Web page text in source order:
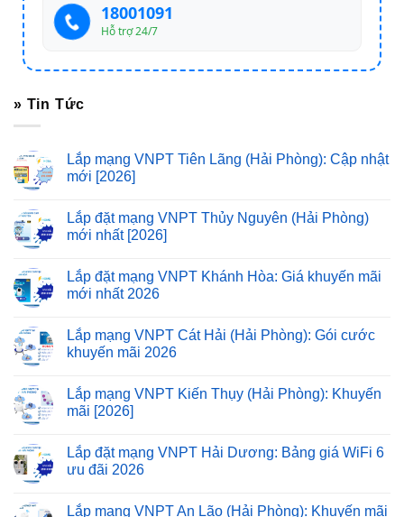
18001091
Hỗ trợ 24/7
» Tin Tức
Lắp mạng VNPT Tiên Lãng (Hải Phòng): Cập nhật
mới [2026]
Lắp đặt mạng VNPT Thủy Nguyên (Hải Phòng)
mới nhất [2026]
Lắp đặt mạng VNPT Khánh Hòa: Giá khuyến mãi
mới nhất 2026
Lắp mạng VNPT Cát Hải (Hải Phòng): Gói cước
khuyến mãi 2026
Lắp mạng VNPT Kiến Thụy (Hải Phòng): Khuyến
mãi [2026]
Lắp đặt mạng VNPT Hải Dương: Bảng giá WiFi 6
ưu đãi 2026
Lắp mạng VNPT An Lão (Hải Phòng): Khuyến mãi